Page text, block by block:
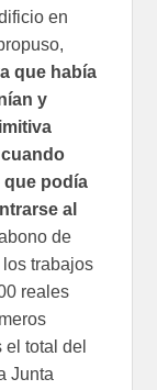
en
que había
y
que podía
al
de
trabajos
reales
total del
Junta